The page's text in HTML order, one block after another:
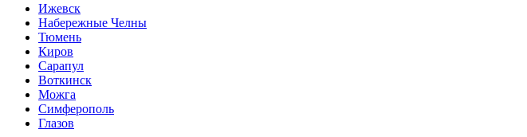
Ижевск
Набережные Челны
Тюмень
Киров
Сарапул
Воткинск
Можга
Симферополь
Глазов